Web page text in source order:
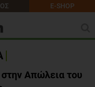
E-SHOP
Απώλεια του